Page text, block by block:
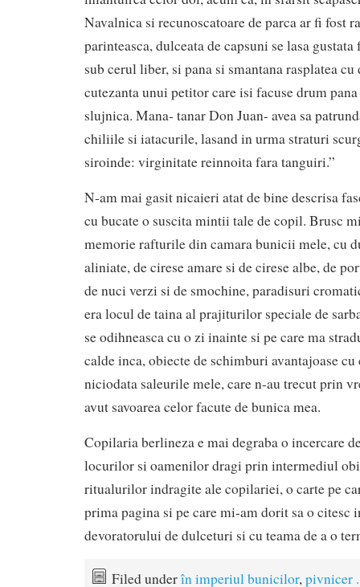
Navalnica si recunoscatoare de parca ar fi fost
parinteasca, dulceata de capsuni se lasa
sub cerul liber, si pana si smantana rasplatea cu
cutezanta unui petitor care isi facuse drum
slujnica. Mana- tanar Don Juan- avea sa
chiliile si iatacurile, lasand in urma straturi
siroinde: virginitate reinnoita fara tanguiri.”
N-am mai gasit nicaieri atat de bine descrisa
cu bucate o suscita mintii tale de copil. Brusc
memorie rafturile din camara bunicii mele, cu
aliniate, de cirese amare si de cirese albe, de
de nuci verzi si de smochine, paradisuri
era locul de taina al prajiturilor speciale de
se odihneasca cu o zi inainte si pe care ma
calde inca, obiecte de schimburi avantajoase
niciodata saleurile mele, care n-au trecut prin
avut savoarea celor facute de bunica mea.
Copilaria berlineza e mai degraba o incercare
locurilor si oamenilor dragi prin intermediul
ritualurilor indragite ale copilariei, o carte pe
prima pagina si pe care mi-am dorit sa o citesc
devoratorului de dulceturi si cu teama de a o
Filed underîn imperiul bunicilor,pivnicer